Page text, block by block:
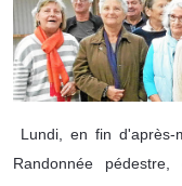
Lundi, en fin
Randonnée